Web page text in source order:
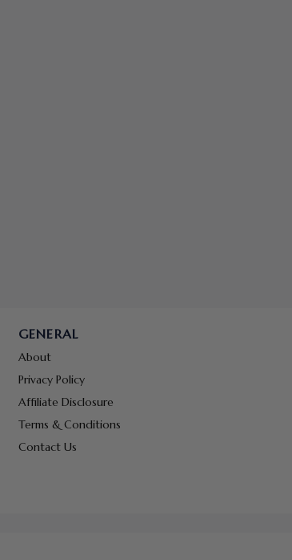
GENERAL
About
Privacy Policy
Affiliate Disclosure
Terms & Conditions
Contact Us